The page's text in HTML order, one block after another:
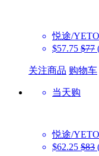
悦途/
$57.75 $77
关注商品 购物车
当天购
悦途/
$62.25 $83